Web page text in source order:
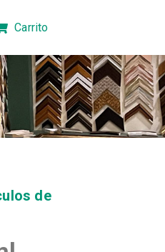
Carrito
de